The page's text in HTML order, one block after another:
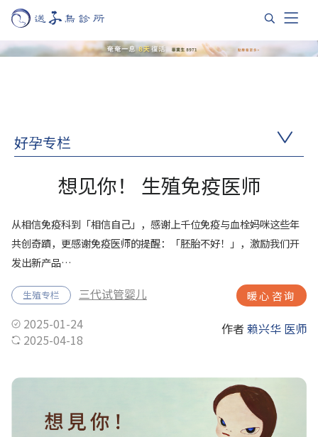
好孕专栏
想见你！ 生殖免疫医师
从相信免疫科到「相信自己」，感谢上千位免疫与血栓妈咪这些年
共创奇蹟，更感谢免疫医师的提醒：「胚胎不好！」，激励我们开
发出新产品…
生殖专栏 三代试管婴儿 暖心咨询
2025-01-24
2025-04-18
作者 赖兴华 医师